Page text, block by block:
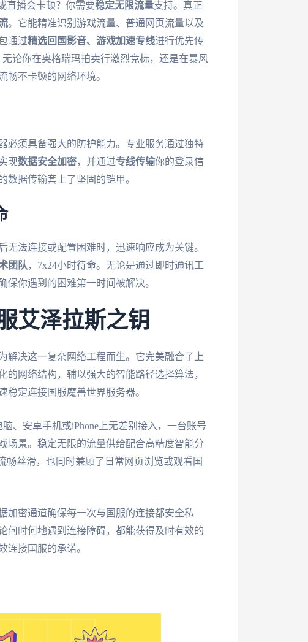
直播会卡顿？你需要稳定无限流量支持。真正
。它能精准识别游戏流量、普通网页流量以及
通过精选回国影音、游戏加速专线进行优先传
论你在奥格瑞玛拍卖行激烈竞标，还是在暴风
畅不卡顿的网络环境。
必须具备强大的防护能力。专业服务通过独特
现数据安全加密，并通过专线传输你的登录信
数据传输套上了坚固的铠甲。
法连接或配置困难时，迅速响应成为关键。
团队 ，7x24小时待命。无论是通过即时通讯工
你遇到的困难第一时间被解决。
艾泽拉斯之钥
解决这一复杂网络工程而生。它完美融合了上
网络结构，辅以强大的智能路径选择算法，
定连接国服魔兽世界服务器。
、安卓手机或iPhone上无差别接入，一台账号
场景。稳定无限的流量供给配合高精度智能分
畅丝滑，也同时兼顾了日常网页浏览或观看国
加密通道确保每一次与国服的连接都安全私
何时何地遇到连接障碍，都能获得及时有效的
连接国服的承诺。